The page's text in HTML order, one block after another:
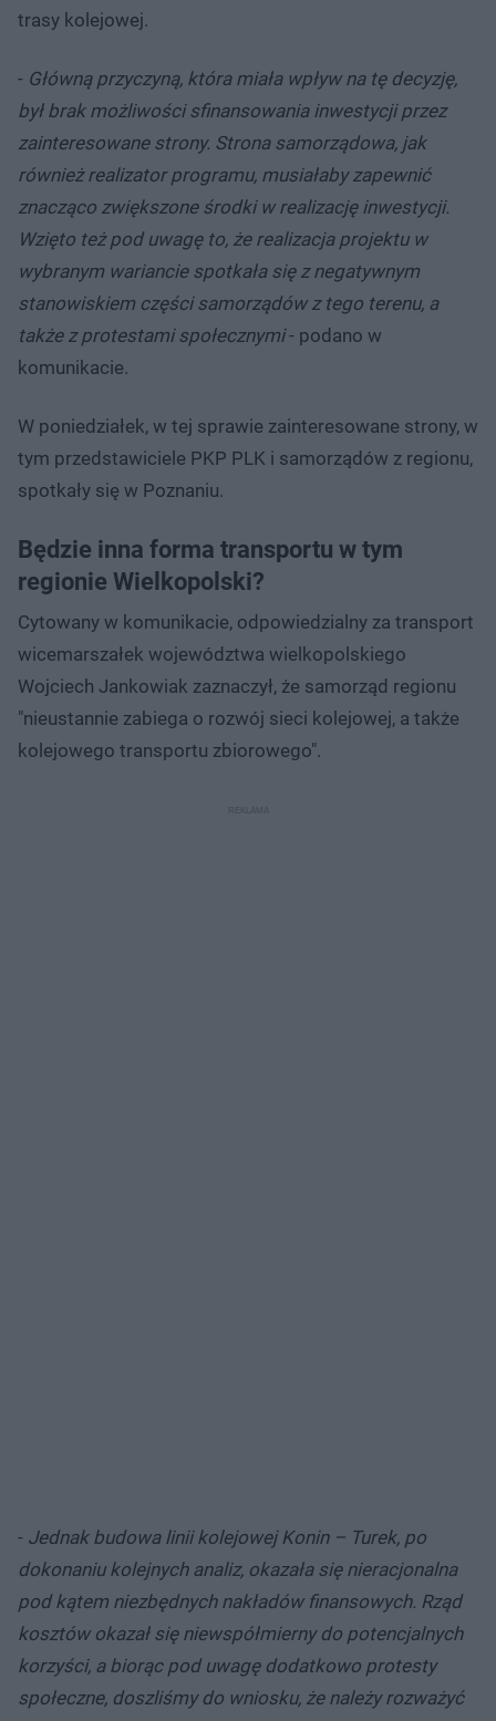
trasy kolejowej.
- Główną przyczyną, która miała wpływ na tę decyzję,
był brak możliwości sfinansowania inwestycji przez
zainteresowane strony. Strona samorządowa, jak
również realizator programu, musiałaby zapewnić
znacząco zwiększone środki w realizację inwestycji.
Wzięto też pod uwagę to, że realizacja projektu w
wybranym wariancie spotkała się z negatywnym
stanowiskiem części samorządów z tego terenu, a
także z protestami społecznymi- podano w
komunikacie.
W poniedziałek, w tej sprawie zainteresowane strony, w
tym przedstawiciele PKP PLK i samorządów z regionu,
spotkały się w Poznaniu.
Będzie inna forma transportu w tym
regionie Wielkopolski?
Cytowany w komunikacie, odpowiedzialny za transport
wicemarszałek województwa wielkopolskiego
Wojciech Jankowiak zaznaczył, że samorząd regionu
"nieustannie zabiega o rozwój sieci kolejowej, a także
kolejowego transportu zbiorowego".
- Jednak budowa linii kolejowej Konin – Turek, po
dokonaniu kolejnych analiz, okazała się nieracjonalna
pod kątem niezbędnych nakładów finansowych. Rząd
kosztów okazał się niewspółmierny do potencjalnych
korzyści, a biorąc pod uwagę dodatkowo protesty
społeczne, doszliśmy do wniosku, że należy rozważyć